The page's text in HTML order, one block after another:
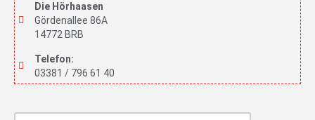
Die Hörhaasen
Gördenallee 86A
14772 BRB
Telefon:
03381 / 796 61 40